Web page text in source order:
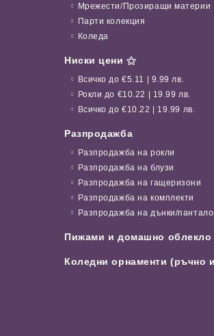
Мрежести/Прозиращи материи
Парти колекция
Коледа
Ниски цени ⚝
Всичко до €5.11 | 9.99 лв.
Рокли до €10.22 | 19.99 лв.
Всичко до €10.22 | 19.99 лв.
Разпродажба
Разпродажба на рокли
Разпродажба на блузи
Разпродажба на гащеризони
Разпродажба на комплекти
Разпродажба на дънки/
Пижами и домашно облекло
Коледни орнаменти (ръчно